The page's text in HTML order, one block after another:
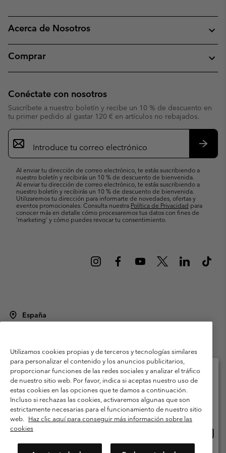
Acerca de Nosotros
Comprar
Conéctate con nosotros
Suscríbete a nuestro boletín y recibe un 10 % de descuento en
tu primer pedido al gastar 120 € en artículos no rebajados.
Suscripción
de
correo
Al enviar tu dirección de correo electrónico, te estás suscribiendo a
nuestro boletín y recibirás un 10 % de descuento de bienvenida.
Al enviar tu dirección de correo electrónico, te estás suscribiendo a
nuestro boletín y recibirás un 10 % de descuento de bienvenida.
Utilizaremos tu dirección para informarte de novedades, ofertas y
eventos promocionales. Consulta nuestra Política de Privacidad para
conocer más en detalle cómo procesaremos tus datos con fines de
’marketing’ y cómo puedes revocar tu consentimiento.
España
Condiciones de uso
Terminos de Venta
Garantía
Política de Privacidad
Términos y condiciones del programa de miembros
Términos De Uso Del Contenido Generado Por Los Usuarios
Impressum
Cookies Public CBCR
Servicio al cliente: Lu. - Vi. de 9:00 a 13:00 y de 14:00 a 18:00
Utilizamos cookies propias y de terceros y tecnologías similares
para personalizar el contenido y los anuncios publicitarios,
proporcionar funciones de las redes sociales y analizar el tráfico
de nuestro sitio web. Por favor, indica si aceptas nuestro uso de
estas cookies en las opciones que te damos a continuación.
Incluso si rechazas las cookies, activaremos algunas que son
estrictamente necesarias para el funcionamiento de nuestro sitio
web. Haz clic aquí para conseguir más información sobre las
cookies
Selecciona tu país e idioma envío
Compras en línea disponibles